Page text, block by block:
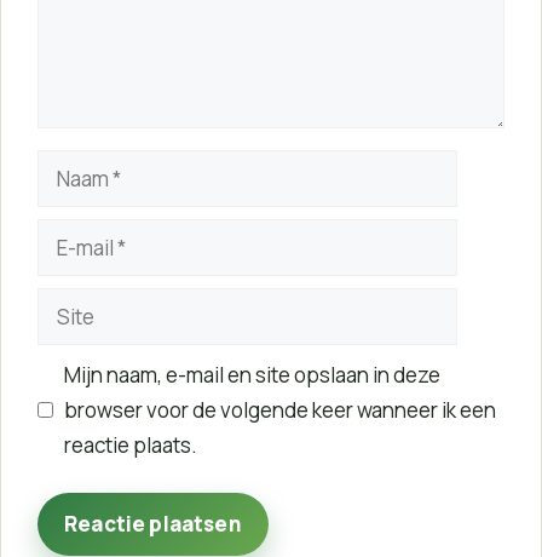
Naam
Site
Mijn naam, e-mail en site opslaan in deze
browser voor de volgende keer wanneer ik een
reactie plaats.